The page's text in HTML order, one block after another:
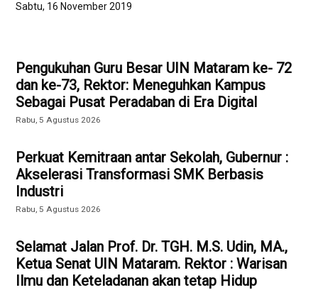
Sabtu, 16 November 2019
Pengukuhan Guru Besar UIN Mataram ke- 72
dan ke-73, Rektor: Meneguhkan Kampus
Sebagai Pusat Peradaban di Era Digital
Rabu, 5 Agustus 2026
Perkuat Kemitraan antar Sekolah, Gubernur :
Akselerasi Transformasi SMK Berbasis
Industri
Rabu, 5 Agustus 2026
Selamat Jalan Prof. Dr. TGH. M.S. Udin, MA.,
Ketua Senat UIN Mataram. Rektor : Warisan
Ilmu dan Keteladanan akan tetap Hidup